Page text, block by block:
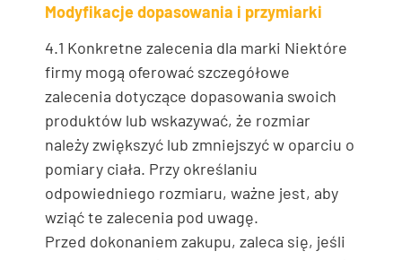
Modyfikacje dopasowania i przymiarki
4.1 Konkretne zalecenia dla marki Niektóre
firmy mogą oferować szczegółowe
zalecenia dotyczące dopasowania swoich
produktów lub wskazywać, że rozmiar
należy zwiększyć lub zmniejszyć w oparciu o
pomiary ciała. Przy określaniu
odpowiedniego rozmiaru, ważne jest, aby
wziąć te zalecenia pod uwagę.
Przed dokonaniem zakupu, zaleca się, jeśli